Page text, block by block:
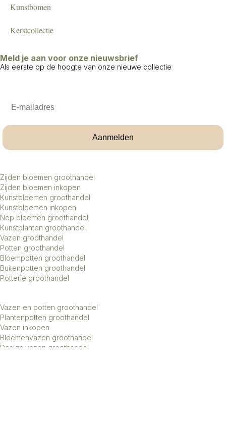
Kunstbomen
Kerstcollectie
Meld je aan voor onze nieuwsbrief
Als eerste op de hoogte van onze nieuwe collectie
Aanmelden
Zijden bloemen groothandel
Zijden bloemen inkopen
Kunstbloemen groothandel
Kunstbloemen inkopen
Nep bloemen groothandel
Kunstplanten groothandel
Vazen groothandel
Potten groothandel
Bloempotten groothandel
Buitenpotten groothandel
Potterie groothandel
Vazen en potten groothandel
Plantenpotten groothandel
Vazen inkopen
Bloemenvazen groothandel
Design vazen groothandel